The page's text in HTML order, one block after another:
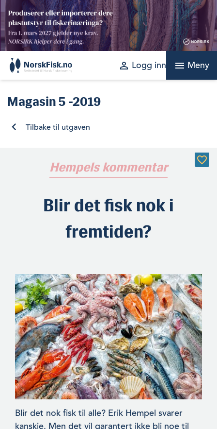
Skip
content
perm_identity Logg inn menu Meny
Magasin5 -2019
Tilbake til utgaven
Hempels kommentar
Blir det fisk nok i
fremtiden?
Blir det nok fisk til alle? Erik Hempel svarer
kanskje. Men det vil garantert ikke bli noe til